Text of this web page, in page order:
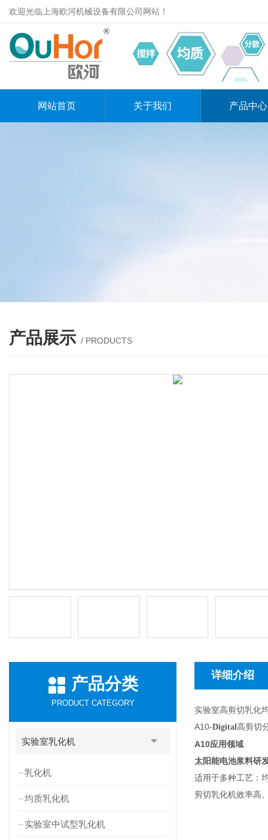
欢迎光临上海欧河机械设备有限公司网站！
网站首页 关于我们 产品中心
产品展示 / PRODUCTS
产品分类
PRODUCT CATEGORY
实验室乳化机
乳化机
均质乳化机
实验室中试型乳化机
详细介绍
实验室高剪切乳化
A10-Digital高剪切
A10应用领域
太阳能电池浆料研
适用于多种工艺：
剪切乳化机效率高